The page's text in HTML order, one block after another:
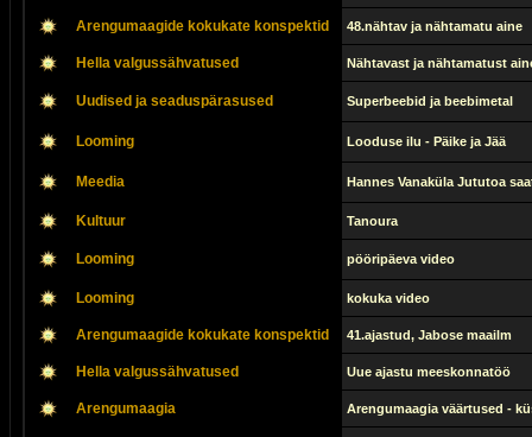
Arengumaagide kokukate konspektid 48.nähtav ja nähtamatu aine
Hella valgussähvatused Nähtavast ja nähtamatust
Uudised ja seaduspärasused Superbeebid ja beebimetal
Looming Looduse ilu - Päike ja Jää
Meedia Hannes Vanaküla Jututoa
Kultuur Tanoura
Looming pööripäeva video
Looming kokuka video
Arengumaagide kokukate konspektid 41.ajastud, Jabose maailm
Hella valgussähvatused Uue ajastu meeskonnatöö
Arengumaagia Arengumaagia väärtused -